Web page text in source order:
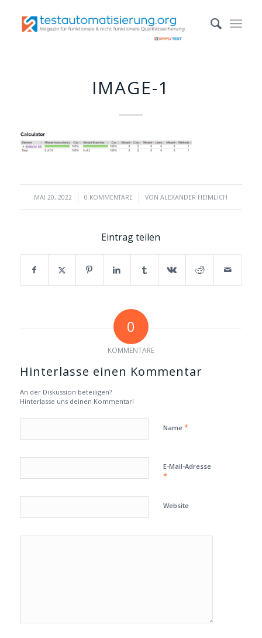
IMAGE-1
MAI 20, 2022
/ 0 KOMMENTARE
/ VONALEXANDER HEIMLICH
Eintrag teilen
0
KOMMENTARE
Hinterlasse einen Kommentar
An der Diskussion beteiligen?
Hinterlasse uns deinen Kommentar!
Name *
E-Mail-Adresse
*
Website